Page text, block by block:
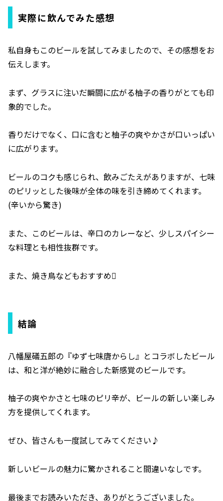
実際に飲んでみた感想
私自身もこのビールを試してみましたので、その感想をお
伝えします。
まず、グラスに注いだ瞬間に広がる柚子の香りがとても印
象的でした。
香りだけでなく、口に含むと柚子の爽やかさが口いっぱい
に広がります。
ビールのコクも感じられ、飲みごたえがありますが、七味
のピリッとした後味が全体の味を引き締めてくれます。
(辛いから驚き)
また、このビールは、辛口のカレーなど、少しスパイシー
な料理とも相性抜群です。
また、焼き鳥などもおすすめ
結論
八幡屋礒五郎の『ゆず七味唐からし』とコラボしたビール
は、和と洋が絶妙に融合した新感覚のビールです。
柚子の爽やかさと七味のピリ辛が、ビールの新しい楽しみ
方を提供してくれます。
ぜひ、皆さんも一度試してみてください♪
新しいビールの魅力に驚かされること間違いなしです。
最後までお読みいただき、ありがとうございました。